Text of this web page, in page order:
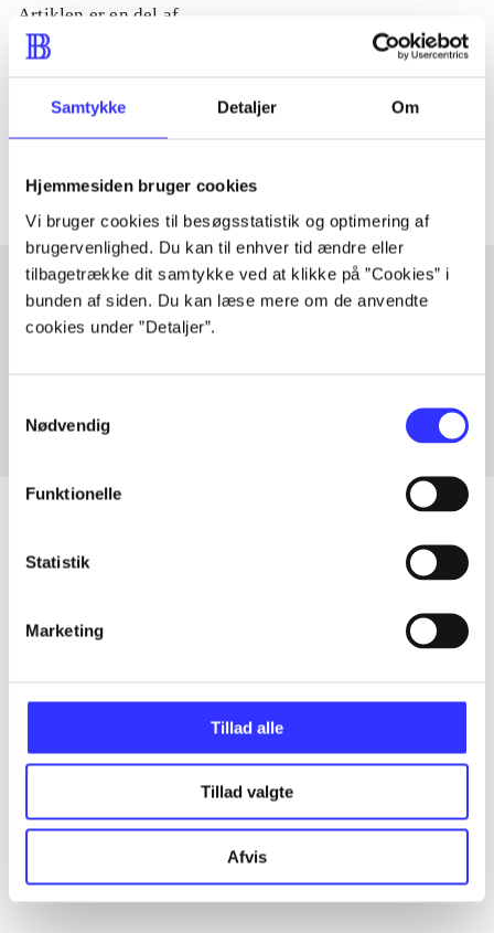
Samtykke Detaljer Om
Hjemmesiden bruger cookies
Vi bruger cookies til besøgsstatistik og optimering af
brugervenlighed. Du kan til enhver tid ændre eller
tilbagetrække dit samtykke ved at klikke på ”Cookies” i
bunden af siden. Du kan læse mere om de anvendte
cookies under ”Detaljer”.
Nødvendig
Funktionelle
Statistik
Marketing
Tillad alle
Tillad valgte
Afvis
Artiklen er en del af
Tidsskrift
Artiklerne i handler ofte om
Artikler med samme emner
...
...